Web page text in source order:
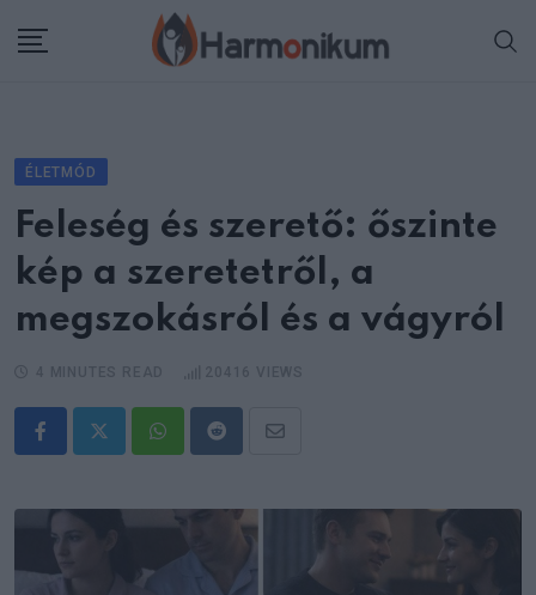
ÉLETMÓD
Feleség és szerető: őszinte
kép a szeretetről, a
megszokásról és a vágyról
WhatsappRedditShare
Email